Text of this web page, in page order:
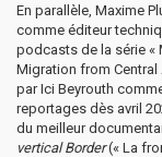
En parallèle, Maxime
comme éditeur
podcasts de la série «
Migration from Central
par Ici Beyrouth
reportages dès avril
du meilleur
vertical Border(« La